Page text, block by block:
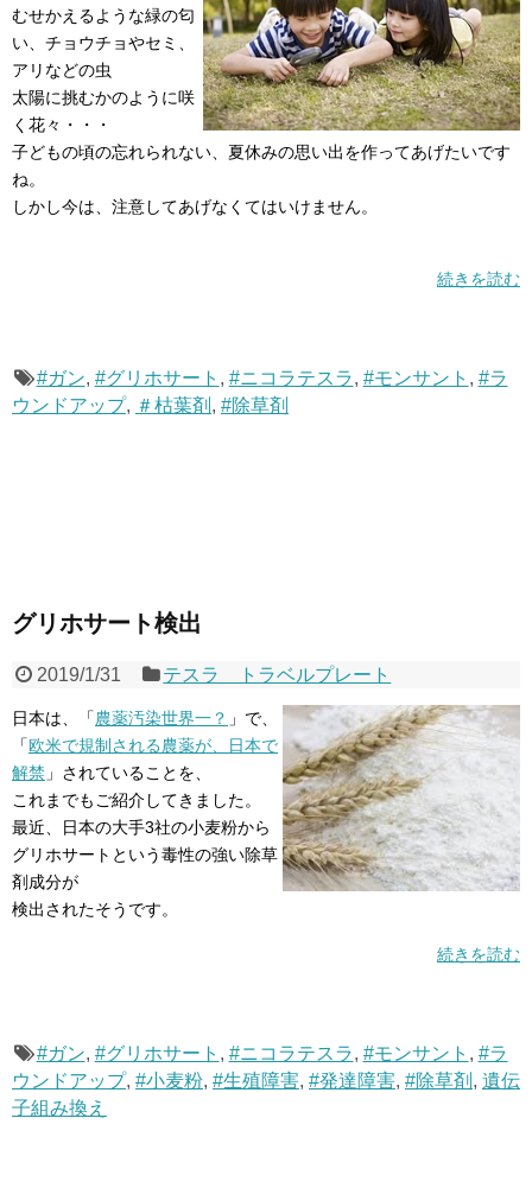
むせかえるような緑の匂
い、チョウチョやセミ、
アリなどの虫
太陽に挑むかのように咲
く花々・・・
子どもの頃の忘れられない、夏休みの思い出を作ってあげたいです
ね。
しかし今は、注意してあげなくてはいけません。
続きを読む
#ガン, #グリホサート , #ニコラテスラ, #モンサント , #ラ
ウンドアップ, ＃枯葉剤 , #除草剤
グリホサート検出
2019/1/31 テスラ トラベルプレート
日本は、「農薬汚染世界一？ 」で、
「欧米で規制される農薬が、日本で
解禁 」されていることを、
これまでもご紹介してきました。
最近、日本の大手3社の小麦粉から
グリホサートという毒性の強い除草
剤成分が
検出されたそうです。
続きを読む
#ガン, #グリホサート , #ニコラテスラ, #モンサント , #ラ
ウンドアップ, #小麦粉, #生殖障害, #発達障害, #除草剤 , 遺伝
子組み換え